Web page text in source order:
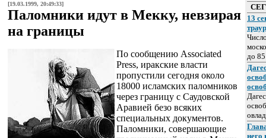
[19.03.1999, 20:49:33]
Паломники идут в Мекку, невзирая
на границы
По сообщению Associated
Press, иракские власти
пропустили сегодня около
18000 исламских паломников
через границу с Саудовской
Аравией безо всяких
специальных документов.
Паломники, совершающие
13
до 85
него